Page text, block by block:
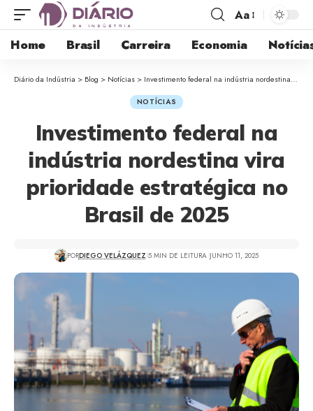
Aa
Home Brasil Carreira Economia
Diário da Indústria > Blog > Notícias > Investimento federal na indústria nordestina vira prioridade estratégica no Brasil de 2025
NOTÍCIAS
Investimento federal na
indústria nordestina vira
prioridade estratégica no
Brasil de 2025
PORDIEGO VELÁZQUEZ 5 MIN DE LEITURA JUNHO 11, 2025